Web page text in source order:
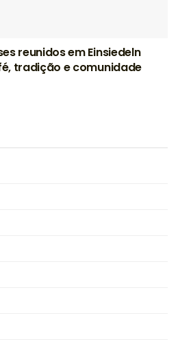
reunidos em Einsiedeln
tradição e comunidade